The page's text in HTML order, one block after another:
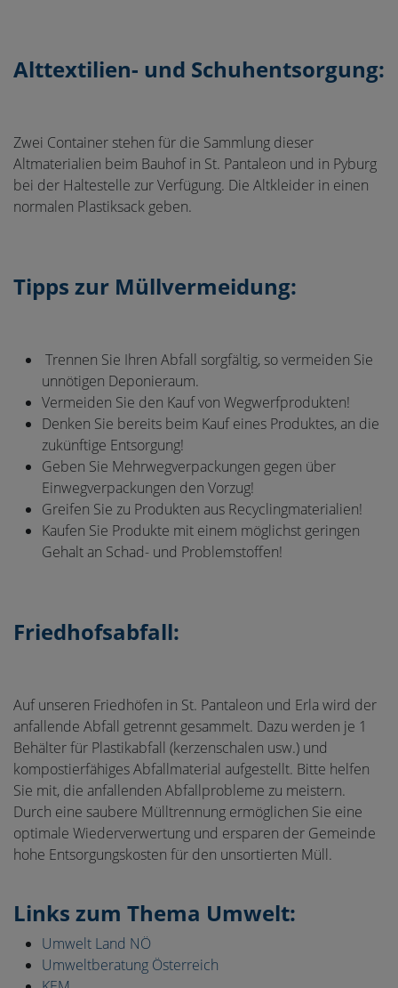
Alttextilien- und Schuhentsorgung:
Zwei Container stehen für die Sammlung dieser
Altmaterialien beim Bauhof in St. Pantaleon und in Pyburg
bei der Haltestelle zur Verfügung. Die Altkleider in einen
normalen Plastiksack geben.
Tipps zur Müllvermeidung:
Trennen Sie Ihren Abfall sorgfältig, so vermeiden Sie
unnötigen Deponieraum.
Vermeiden Sie den Kauf von Wegwerfprodukten!
Denken Sie bereits beim Kauf eines Produktes, an die
zukünftige Entsorgung!
Geben Sie Mehrwegverpackungen gegen über
Einwegverpackungen den Vorzug!
Greifen Sie zu Produkten aus Recyclingmaterialien!
Kaufen Sie Produkte mit einem möglichst geringen
Gehalt an Schad- und Problemstoffen!
Friedhofsabfall:
Auf unseren Friedhöfen in St. Pantaleon und Erla wird der
anfallende Abfall getrennt gesammelt. Dazu werden je 1
Behälter für Plastikabfall (kerzenschalen usw.) und
kompostierfähiges Abfallmaterial aufgestellt. Bitte helfen
Sie mit, die anfallenden Abfallprobleme zu meistern.
Durch eine saubere Mülltrennung ermöglichen Sie eine
optimale Wiederverwertung und ersparen der Gemeinde
hohe Entsorgungskosten für den unsortierten Müll.
Links zum Thema Umwelt:
Umwelt Land NÖ
Umweltberatung Österreich